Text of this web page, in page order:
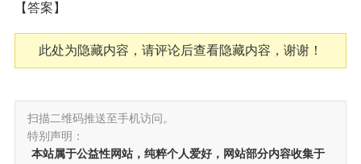
【答案】
此处为隐藏内容，请评论后查看隐藏内容，谢谢！
扫描二维码推送至手机访问。
特别声明：
本站属于公益性网站，纯粹个人爱好，网站部分内容收集于